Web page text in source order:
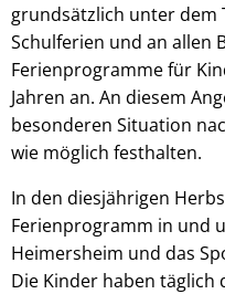
grundsätzlich unter dem
Schulferien und an allen
Ferienprogramme für
Jahren an. An diesem
besonderen Situation
wie möglich festhalten.
In den diesjährigen
Ferienprogramm in und
Heimersheim und das
Die Kinder haben täglich